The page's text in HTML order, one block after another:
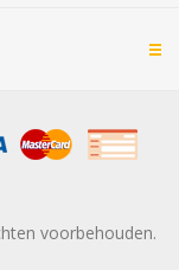
voorbehouden.